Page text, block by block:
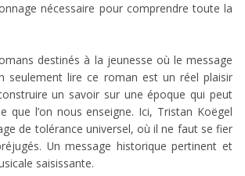
nécessaire pour comprendre toute la
destinés à la jeunesse où le message
seulement lire ce roman est un réel plaisir
un savoir sur une époque qui peut
que l’on nous enseigne. Ici, Tristan Koëgel
de tolérance universel, où il ne faut se fier
Un message historique pertinent et
saisissante.